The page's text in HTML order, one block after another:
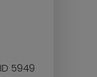
ID 5949